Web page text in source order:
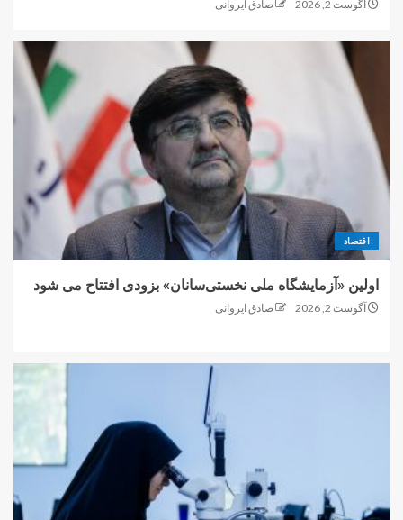
آگوست 2, 2026 صادق ایروانی
اقتصاد
اولین «آزمایشگاه ملی نخستی‌سانان» بزودی افتتاح می شود
آگوست 2, 2026 صادق ایروانی